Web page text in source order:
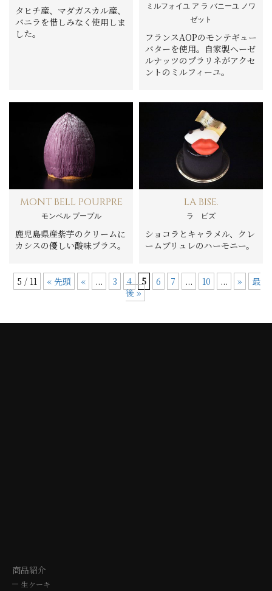
タヒチ産、マダガスカル産、
バニラを惜しみなく使用しま
した。
ミルフォイユ ア ラ バニーユ ノワ
ゼット
フランスAOPのモンテギュー
バターを使用。自家製ヘーゼ
ルナッツのプラリネがアクセ
ントのミルフィーユ。
MONT BELL POURPRE
モンベル プープル
鹿児島県産紫芋のクリームに
カシスの優しい酸味プラス。
LA BISE.
ラ ビズ
ショコラとキャラメル、クレ
ームブリュレのハーモニー。
5 / 11 « 先頭 « ... 3 4 5 6 7 ... 10 ... »
最
後 »
商品紹介
生ケーキ